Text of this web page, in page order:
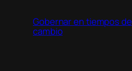
Gobernar en tiempos de
cambio